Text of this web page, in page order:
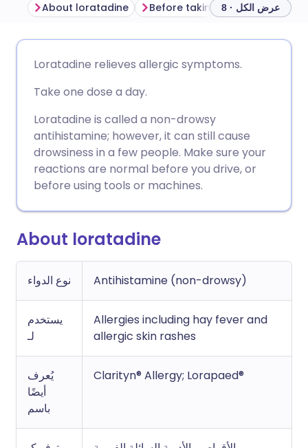
مشاركة عبر فيسبوك
مشاركة عبر لينكد إن
مشاركة عبر X
مشاركة عبر واتساب
🇩🇪 Deutsch
🇪🇸 Español
🇮🇹 Italiano 🇵🇹
🇮🇳 हिन्दी
🇸🇦 عربي 🇸🇪 Svenska
About loratadine Before taking loratadine
عرض الكل · 8
Loratadine relieves allergic symptoms.
Take one dose a day.
Loratadine is called a non-drowsy
antihistamine; however, it can still cause
drowsiness in a few people. Make sure your
reactions are normal before you drive, or
before using tools or machines.
About loratadine
نوع الدواء Antihistamine (non-drowsy)
يستخدم
لـ
Allergies including hay fever and
allergic skin rashes
يُعرف
أيضًا
باسم
Clarityn® Allergy; Lorapaed®